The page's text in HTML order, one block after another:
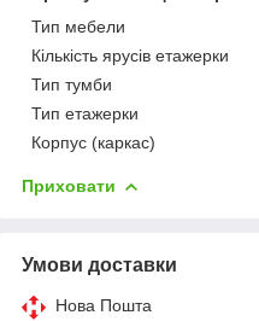
Тип мебели
Кількість ярусів етажерки
Тип тумби
Тип етажерки
Корпус (каркас)
Приховати
Умови доставки
Нова Пошта